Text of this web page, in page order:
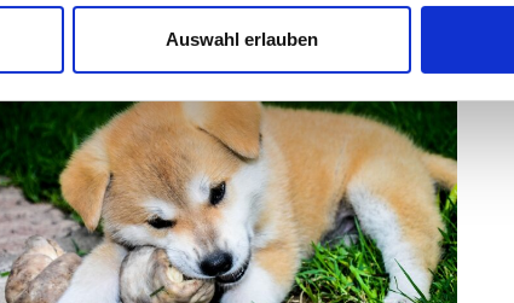
Auswahl erlauben